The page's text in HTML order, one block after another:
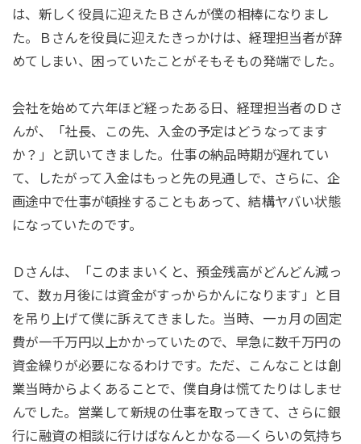
は、新しく役員に迎えたＢさんが僕の相棒になりまし
た。Ｂさんを役員に迎えたきっかけは、経理担当者が辞
めてしまい、困っていたことがそもそもの発端でした。
会社を始めて六年ほど経ったある日、経理担当者のＤさ
んが、「社長、この先、入金の予定はどうなってます
か？」と訊いてきました。仕事の納品時期が遅れてい
て、したがって入金はもっと先の見通しで、さらに、企
画途中で仕事が頓挫することもあって、結構ヤバい状態
になっていたのです。
Ｄさんは、「このままいくと、預金残高がどんどん減っ
て、数ヵ月後には資金がすっからかんになります」と目
を吊り上げて僕に訴えてきました。当時、一ヵ月の固定
費が一千万円以上かかっていたので、早急に数千万円の
資金繰りが必要になるわけです。ただ、こんなことは創
業当時からよくあることで、僕自身は慌てたりはしませ
んでした。営業して新規の仕事を取ってきて、さらに銀
行に融資の相談に行けばなんとかなる—くらいの気持ち